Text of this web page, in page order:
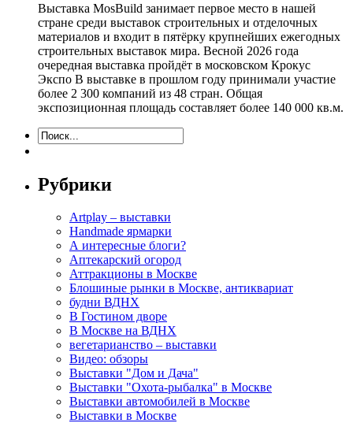
Выставка MosBuild занимает первое место в нашей
стране среди выставок строительных и отделочных
материалов и входит в пятёрку крупнейших ежегодных
строительных выставок мира. Весной 2026 года
очередная выставка пройдёт в московском Крокус
Экспо В выставке в прошлом году принимали участие
более 2 300 компаний из 48 стран. Общая
экспозиционная площадь составляет более 140 000 кв.м.
Рубрики
Artplay – выставки
Handmade ярмарки
А интересные блоги?
Аптекарский огород
Аттракционы в Москве
Блошиные рынки в Москве, антиквариат
будни ВДНХ
В Гостином дворе
В Москве на ВДНХ
вегетарианство – выставки
Видео: обзоры
Выставки "Дом и Дача"
Выставки "Охота-рыбалка" в Москве
Выставки автомобилей в Москве
Выставки в Москве